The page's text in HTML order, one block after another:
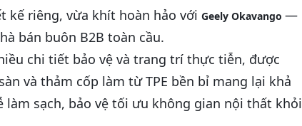
kế riêng, vừa khít hoàn hảo với Geely Okavango —
bán buôn B2B toàn cầu.
chi tiết bảo vệ và trang trí thực tiễn, được
và thảm cốp làm từ TPE bền bỉ mang lại khả
sạch, bảo vệ tối ưu không gian nội thất khỏi